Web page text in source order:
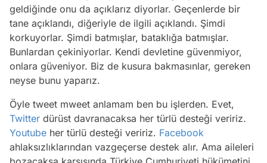
geldiğinde onu da açıklarız diyorlar. Geçenlerde bir
tane açıklandı, diğeriyle de ilgili açıklandı. Şimdi
korkuyorlar. Şimdi batmışlar, bataklığa batmışlar.
Bunlardan çekiniyorlar. Kendi devletine güvenmiyor,
onlara güveniyor. Biz de kusura bakmasınlar, gereken
neyse bunu yaparız.
Öyle tweet mweet anlamam ben bu işlerden. Evet,
Twitter dürüst davranacaksa her türlü desteği veririz.
Youtube her türlü desteği veririz. Facebook
ahlaksızlıklarından vazgeçerse destek alır. Ama aileleri